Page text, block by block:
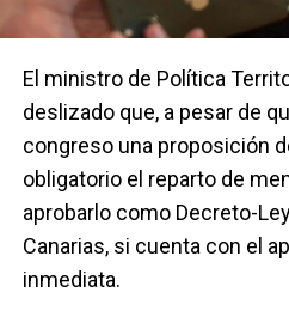
El ministro de Política
deslizado que, a pesar de
congreso una proposición
obligatorio el reparto de
aprobarlo como Decreto-
Canarias, si cuenta con el
inmediata.